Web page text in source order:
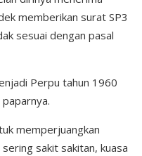
memberikan surat SP3
sesuai dengan pasal
Perpu tahun 1960
memperjuangkan
sakit sakitan, kuasa